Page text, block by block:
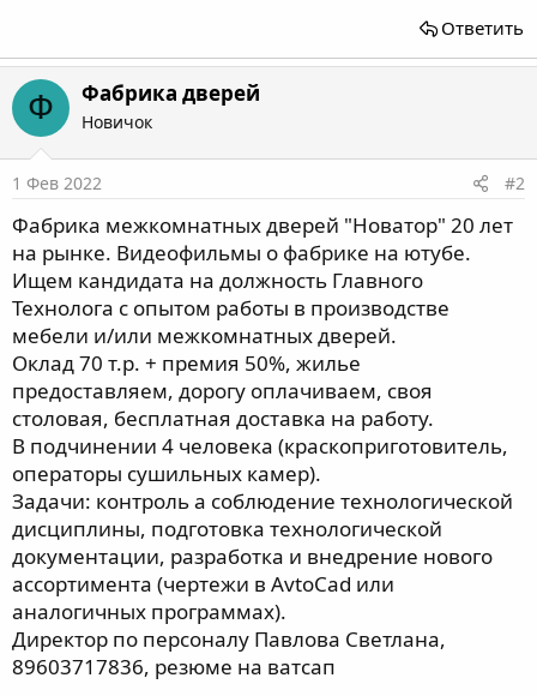
Ответить
Ф Фабрика дверей
Новичок
1 Фев 2022 #2
Фабрика межкомнатных дверей "Новатор" 20 лет
на рынке. Видеофильмы о фабрике на ютубе.
Ищем кандидата на должность Главного
Технолога с опытом работы в производстве
мебели и/или межкомнатных дверей.
Оклад 70 т.р. + премия 50%, жилье
предоставляем, дорогу оплачиваем, своя
столовая, бесплатная доставка на работу.
В подчинении 4 человека (краскоприготовитель,
операторы сушильных камер).
Задачи: контроль а соблюдение технологической
дисциплины, подготовка технологической
документации, разработка и внедрение нового
ассортимента (чертежи в АvtoCad или
аналогичных программах).
Директор по персоналу Павлова Светлана,
89603717836, резюме на ватсап